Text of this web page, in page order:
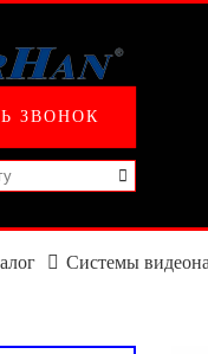
ЗВОНОК
Системы